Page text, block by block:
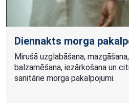
Diennakts morga
Mirušā uzglabāšana,
balzamēšana, iezārkošana un
sanitārie morga pakalpojumi.